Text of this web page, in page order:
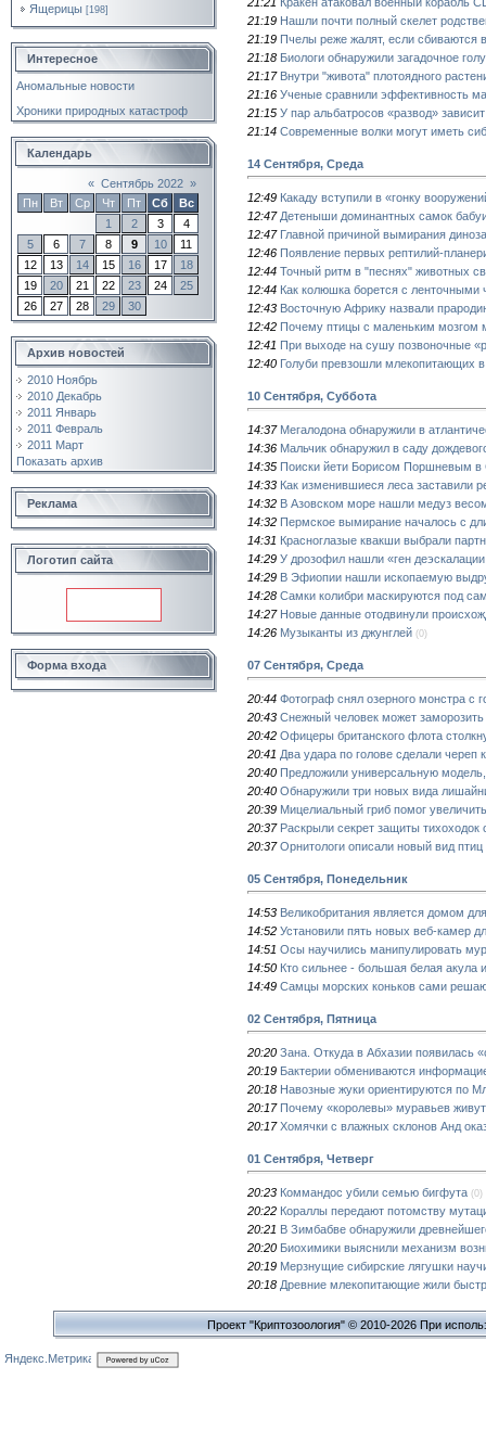
Ящерицы [198]
Интересное
Аномальные новости
Хроники природных катастроф
Календарь
« Сентябрь 2022 »
Пн
Вт Ср Чт Пт Сб
Вс
1
2 3
4
5
6 7 8 9 10
11
12
13 14 15 16 17
18
19
20 21 22 23 24
25
26
27 28 29 30
Архив новостей
2010 Ноябрь
2010 Декабрь
2011 Январь
2011 Февраль
2011 Март
Показать архив
Реклама
Логотип сайта
Форма входа
21:19 Нашли почти полный скелет
21:19 Пчелы реже жалят, если сбиваются
21:18 Биологи обнаружили загадочное
21:17 Внутри "живота" плотоядного
21:16 Ученые сравнили эффективность
21:15 У пар альбатросов «развод»
21:14 Современные волки могут иметь
14 Сентября, Среда
12:49 Какаду вступили в «гонку
12:47 Детеныши доминантных самок
12:47 Главной причиной вымирания
12:46 Появление первых рептилий-
12:44 Точный ритм в "песнях" животных
12:44 Как колюшка борется с ленточными
12:43 Восточную Африку назвали
12:42 Почему птицы с маленьким мозгом
12:41 При выходе на сушу позвоночные
12:40 Голуби превзошли млекопитающих
10 Сентября, Суббота
14:37 Мегалодона обнаружили в
14:36 Мальчик обнаружил в саду
14:35 Поиски йети Борисом Поршневым
14:33 Как изменившиеся леса заставили
14:32 В Азовском море нашли медуз
14:32 Пермское вымирание началось с
14:31 Красноглазые квакши выбрали
14:29 У дрозофил нашли «ген
14:29 В Эфиопии нашли ископаемую
14:28 Самки колибри маскируются под
14:27 Новые данные отодвинули
14:26 Музыканты из джунглей (0)
07 Сентября, Среда
20:44 Фотограф снял озерного монстра с
20:43 Снежный человек может
20:42 Офицеры британского флота
20:41 Два удара по голове сделали череп
20:40 Предложили универсальную
20:40 Обнаружили три новых вида
20:39 Мицелиальный гриб помог
20:37 Раскрыли секрет защиты тихоходок
20:37 Орнитологи описали новый вид птиц
05 Сентября, Понедельник
14:53 Великобритания является домом
14:52 Установили пять новых веб-камер
14:51 Осы научились манипулировать
14:50 Кто сильнее - большая белая акула
14:49 Самцы морских коньков сами
02 Сентября, Пятница
20:20 Зана. Откуда в Абхазии появилась
20:19 Бактерии обмениваются
20:18 Навозные жуки ориентируются по
20:17 Почему «королевы» муравьев
20:17 Хомячки с влажных склонов Анд
01 Сентября, Четверг
20:23 Коммандос убили семью бигфута (0)
20:22 Кораллы передают потомству
20:21 В Зимбабве обнаружили
20:20 Биохимики выяснили механизм
20:19 Мерзнущие сибирские лягушки
20:18 Древние млекопитающие жили
Проект "Криптозоология" © 2010-2026 При